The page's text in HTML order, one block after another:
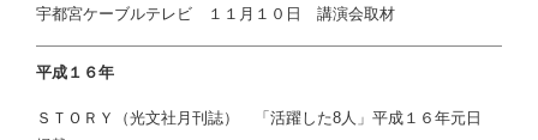
宇都宮ケーブルテレビ １１月１０日 講演会取材
平成１６年
ＳＴＯＲＹ（光文社月刊誌） 「活躍した8人」平成１６年元日